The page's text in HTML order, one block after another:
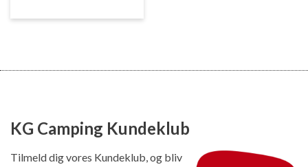
KG Camping Kundeklub
Tilmeld dig vores Kundeklub, og bliv